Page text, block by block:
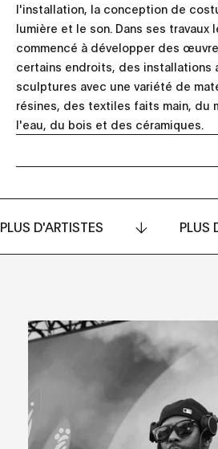
l'installation, la conception de
lumière et le son. Dans ses travaux
commencé à développer des
certains endroits, des installations
sculptures avec une variété de
résines, des textiles faits main, du
l'eau, du bois et des céramiques.
PLUS D'ARTISTES PLUS